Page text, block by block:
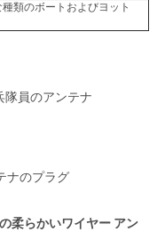
類のボートおよびヨット
隊員のアンテナ
ナのプラグ
柔らかいワイヤー アン